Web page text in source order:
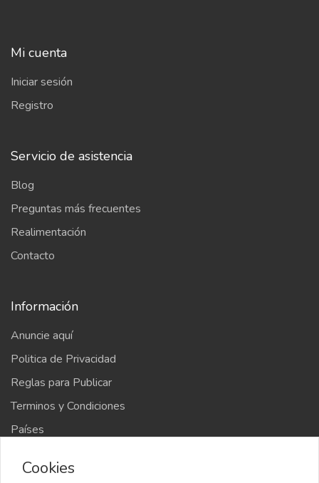
Mi cuenta
Iniciar sesión
Registro
Servicio de asistencia
Blog
Preguntas más frecuentes
Realimentación
Contacto
Información
Anuncie aquí
Politica de Privacidad
Reglas para Publicar
Terminos y Condiciones
Países
Cookies